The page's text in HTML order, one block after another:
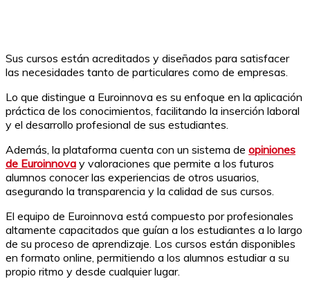
Sus cursos están acreditados y diseñados para satisfacer
las necesidades tanto de particulares como de empresas.
Lo que distingue a Euroinnova es su enfoque en la aplicación
práctica de los conocimientos, facilitando la inserción laboral
y el desarrollo profesional de sus estudiantes.
Además, la plataforma cuenta con un sistema de opiniones
de Euroinnova y valoraciones que permite a los futuros
alumnos conocer las experiencias de otros usuarios,
asegurando la transparencia y la calidad de sus cursos.
El equipo de Euroinnova está compuesto por profesionales
altamente capacitados que guían a los estudiantes a lo largo
de su proceso de aprendizaje. Los cursos están disponibles
en formato online, permitiendo a los alumnos estudiar a su
propio ritmo y desde cualquier lugar.